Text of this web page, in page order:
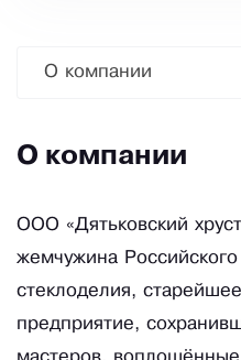
О компании
О компании
ООО «Дятьковский
жемчужина Российского
стеклоделия,
предприятие,